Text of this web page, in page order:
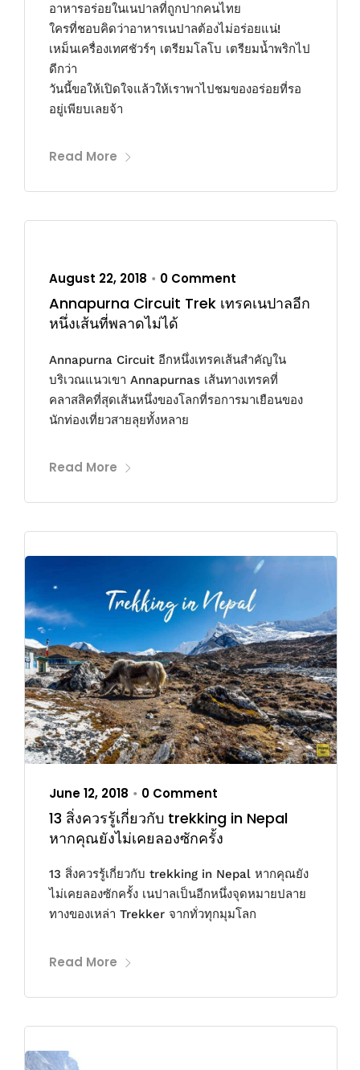
อาหารอร่อยในเนปาลที่ถูกปากคนไทย
ใครที่ชอบคิดว่าอาหารเนปาลต้องไม่อร่อยแน่!
เหม็นเครื่องเทศชัวร์ๆ เตรียมโลโบ เตรียมน้ำพริกไป
ดีกว่า
วันนี้ขอให้เปิดใจแล้วให้เราพาไปชมของอร่อยที่รอ
อยู่เพียบเลยจ้า
Read More
August 22, 2018 • 0 Comment
Annapurna Circuit Trek เทรคเนปาลอีก
หนึ่งเส้นที่พลาดไม่ได้
Annapurna Circuit อีกหนึ่งเทรคเส้นสำคัญใน
บริเวณแนวเขา Annapurnas เส้นทางเทรคที่
คลาสสิคที่สุดเส้นหนึ่งของโลกที่รอการมาเยือนของ
นักท่องเที่ยวสายลุยทั้งหลาย
Read More
June 12, 2018 • 0 Comment
13 สิ่งควรรู้เกี่ยวกับ trekking in Nepal
หากคุณยังไม่เคยลองซักครั้ง
13 สิ่งควรรู้เกี่ยวกับ trekking in Nepal หากคุณยัง
ไม่เคยลองซักครั้ง เนปาลเป็นอีกหนึ่งจุดหมายปลาย
ทางของเหล่า Trekker จากทั่วทุกมุมโลก
Read More